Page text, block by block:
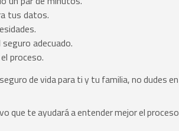
tus datos.
adecuado.
proceso.
de vida para ti y tu familia, no dudes en
que te ayudará a entender mejor el proceso